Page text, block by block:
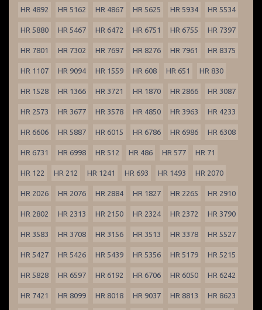
HR 4892 HR 5162 HR 4867 HR 5625 HR 5934 HR 5534
HR 5880 HR 5467 HR 6472 HR 6751 HR 6755 HR 7397
HR 7801 HR 7302 HR 7697 HR 8276 HR 7961 HR 8375
HR 1107 HR 9094 HR 1559 HR 608 HR 651 HR 830
HR 1528 HR 1366 HR 3721 HR 1870 HR 2866 HR 3087
HR 2573 HR 3677 HR 3578 HR 4850 HR 3963 HR 4233
HR 6606 HR 5887 HR 6015 HR 6786 HR 6986 HR 6308
HR 6731 HR 6998 HR 512 HR 486 HR 577 HR 71
HR 122 HR 212 HR 1241 HR 693 HR 1493 HR 2070
HR 2026 HR 2076 HR 2884 HR 1827 HR 2265 HR 2910
HR 2802 HR 2313 HR 2150 HR 2324 HR 2372 HR 3790
HR 3583 HR 3708 HR 3156 HR 3513 HR 3378 HR 5527
HR 5427 HR 5426 HR 5439 HR 5356 HR 5179 HR 5215
HR 5828 HR 6597 HR 6192 HR 6706 HR 6050 HR 6242
HR 7421 HR 8099 HR 8018 HR 9037 HR 8813 HR 8623